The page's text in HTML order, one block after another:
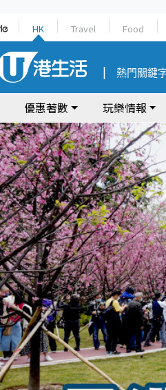
HK Travel Food
熱門關鍵
優惠著數 玩樂情報